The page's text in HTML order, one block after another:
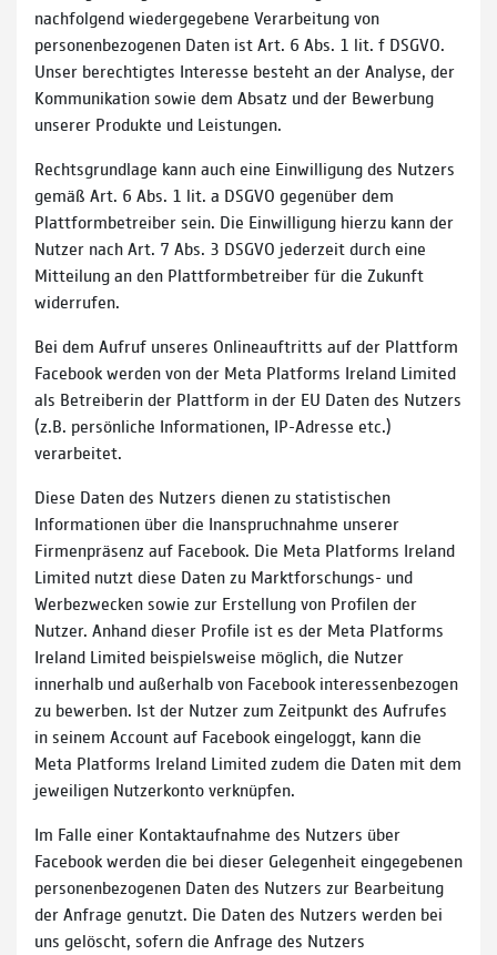
nachfolgend wiedergegebene Verarbeitung von
personenbezogenen Daten ist Art. 6 Abs. 1 lit. f DSGVO.
Unser berechtigtes Interesse besteht an der Analyse, der
Kommunikation sowie dem Absatz und der Bewerbung
unserer Produkte und Leistungen.
Rechtsgrundlage kann auch eine Einwilligung des Nutzers
gemäß Art. 6 Abs. 1 lit. a DSGVO gegenüber dem
Plattformbetreiber sein. Die Einwilligung hierzu kann der
Nutzer nach Art. 7 Abs. 3 DSGVO jederzeit durch eine
Mitteilung an den Plattformbetreiber für die Zukunft
widerrufen.
Bei dem Aufruf unseres Onlineauftritts auf der Plattform
Facebook werden von der Meta Platforms Ireland Limited
als Betreiberin der Plattform in der EU Daten des Nutzers
(z.B. persönliche Informationen, IP-Adresse etc.)
verarbeitet.
Diese Daten des Nutzers dienen zu statistischen
Informationen über die Inanspruchnahme unserer
Firmenpräsenz auf Facebook. Die Meta Platforms Ireland
Limited nutzt diese Daten zu Marktforschungs- und
Werbezwecken sowie zur Erstellung von Profilen der
Nutzer. Anhand dieser Profile ist es der Meta Platforms
Ireland Limited beispielsweise möglich, die Nutzer
innerhalb und außerhalb von Facebook interessenbezogen
zu bewerben. Ist der Nutzer zum Zeitpunkt des Aufrufes
in seinem Account auf Facebook eingeloggt, kann die
Meta Platforms Ireland Limited zudem die Daten mit dem
jeweiligen Nutzerkonto verknüpfen.
Im Falle einer Kontaktaufnahme des Nutzers über
Facebook werden die bei dieser Gelegenheit eingegebenen
personenbezogenen Daten des Nutzers zur Bearbeitung
der Anfrage genutzt. Die Daten des Nutzers werden bei
uns gelöscht, sofern die Anfrage des Nutzers